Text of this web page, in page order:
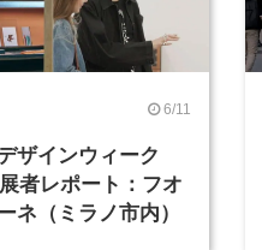
6/11
ザインウィーク
者レポート：フオ
ネ（ミラノ市内）